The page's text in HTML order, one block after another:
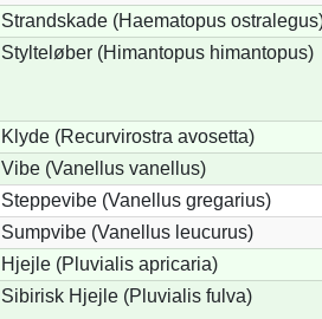
Strandskade (Haematopus
Stylteløber (Himantopus himantopus)
Klyde (Recurvirostra avosetta)
Vibe (Vanellus vanellus)
Steppevibe (Vanellus gregarius)
Sumpvibe (Vanellus leucurus)
Hjejle (Pluvialis apricaria)
Sibirisk Hjejle (Pluvialis fulva)